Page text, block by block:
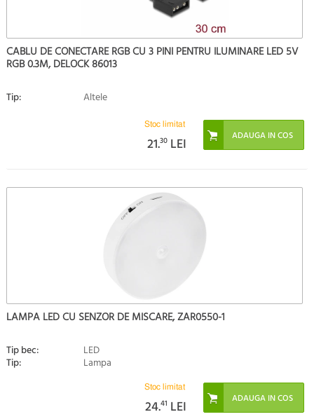
CABLU DE CONECTARE RGB CU 3 PINI PENTRU ILUMINARE LED 5V
RGB 0.3M, DELOCK 86013
Tip: Altele
Stoc limitat
21.30 LEI
LAMPA LED CU SENZOR DE MISCARE, ZAR0550-1
Tip bec: LED
Tip: Lampa
Stoc limitat
24.41 LEI